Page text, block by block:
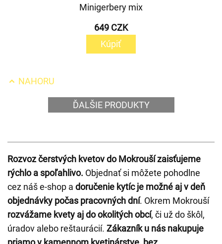
Minigerbery mix
649 CZK
Kúpiť
NAHORU
ĎALŠIE PRODUKTY
Rozvoz čerstvých kvetov do Mokrouší zaisťujeme
rýchlo a spoľahlivo. Objednať si môžete pohodlne
cez náš e-shop a doručenie kytíc je možné aj v deň
objednávky počas pracovných dní. Okrem Mokrouší
rozvážame kvety aj do okolitých obcí, či už do škôl,
úradov alebo reštaurácií. Zákazník u nás nakupuje